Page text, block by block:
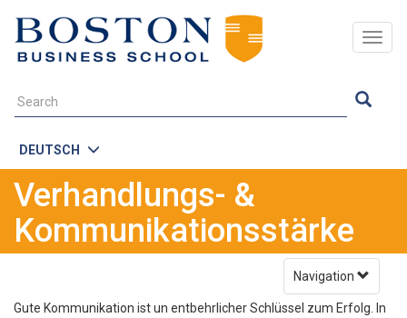
DEUTSCH
Verhandlungs- &
Kommunikationsstärke
Navigation
Gute Kommunikation ist un entbehrlicher Schlüssel zum Erfolg. In